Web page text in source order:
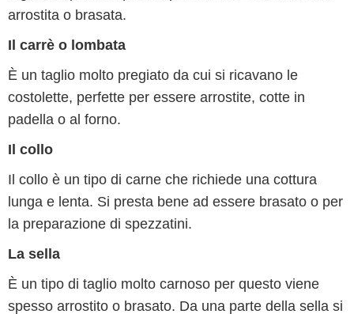
arrostita o brasata.
Il carrè o lombata
È un taglio molto pregiato da cui si ricavano le
costolette, perfette per essere arrostite, cotte in
padella o al forno.
Il collo
Il collo è un tipo di carne che richiede una cottura
lunga e lenta. Si presta bene ad essere brasato o per
la preparazione di spezzatini.
La sella
È un tipo di taglio molto carnoso per questo viene
spesso arrostito o brasato. Da una parte della sella si